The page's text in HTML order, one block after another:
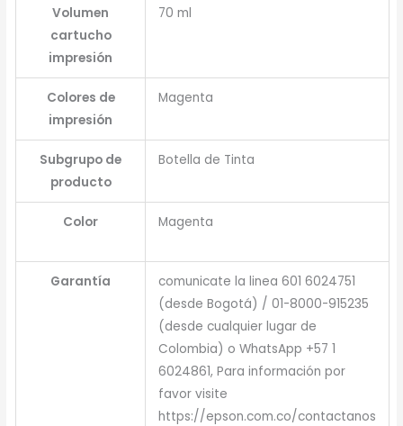
Volumen
cartucho
impresión
70 ml
Colores de
impresión
Magenta
Subgrupo de
producto
Botella de Tinta
Color Magenta
Garantía
comunicate la linea 601 6024751
(desde Bogotá) / 01-8000-915235
(desde cualquier lugar de
Colombia) o WhatsApp +57 1
6024861, Para información por
favor visite
https://epson.com.co/contactanos